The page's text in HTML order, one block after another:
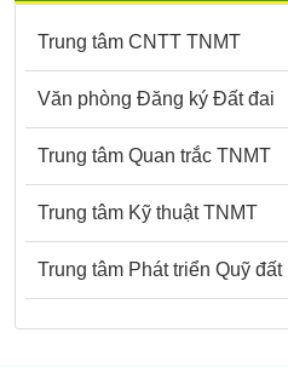
Trung tâm CNTT TNMT
Văn phòng Đăng ký Đất đai
Trung tâm Quan trắc TNMT
Trung tâm Kỹ thuật TNMT
Trung tâm Phát triển Quỹ đất